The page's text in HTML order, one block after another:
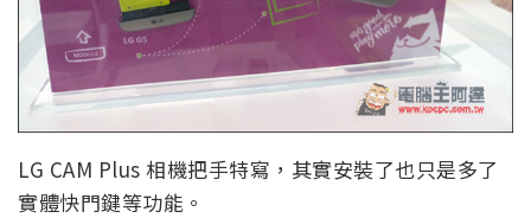
LG CAM Plus 相機把手特寫，其實安裝了也只是多了
實體快門鍵等功能。